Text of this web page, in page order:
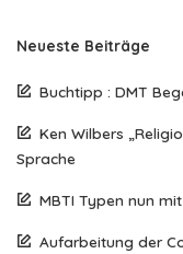
Neueste Beiträge
Buchtipp : DMT
Ken Wilbers
Sprache
MBTI Typen nun
Aufarbeitung der